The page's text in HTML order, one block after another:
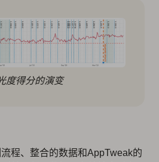
度得分的演变
程、整合的数据和AppTweak的